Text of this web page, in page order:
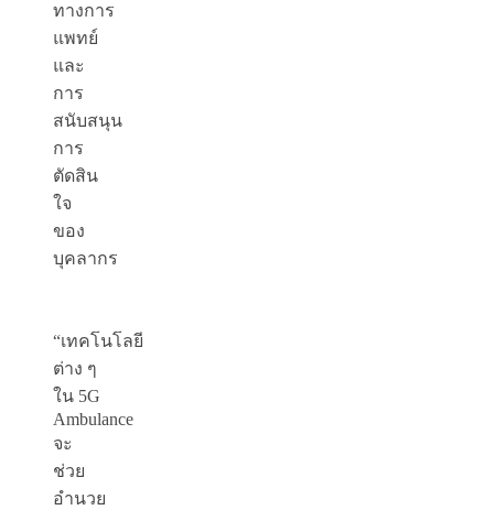
ทางการ
แพทย์
และ
การ
สนับสนุน
การ
ตัดสิน
ใจ
ของ
บุคลากร
“เทคโนโลยี
ต่าง ๆ
ใน 5G
Ambulance
จะ
ช่วย
อำนวย